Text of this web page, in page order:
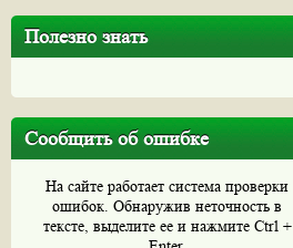
Полезно знать
Сообщить об ошибке
На сайте работает система проверки
ошибок. Обнаружив неточность в
тексте, выделите ее и нажмите Ctrl +